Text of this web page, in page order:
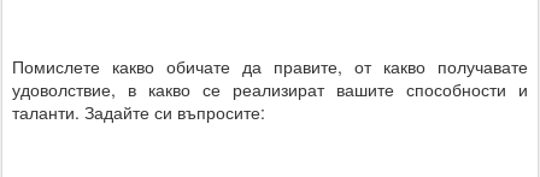
Помислете какво обичате да правите, от какво получавате
удоволствие, в какво се реализират вашите способности и
таланти. Задайте си въпросите: